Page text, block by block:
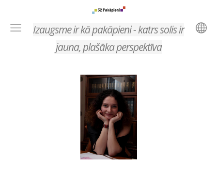
Izaugsme ir kā pakāpieni - katrs solis ir
jauna, plašāka perspektīva